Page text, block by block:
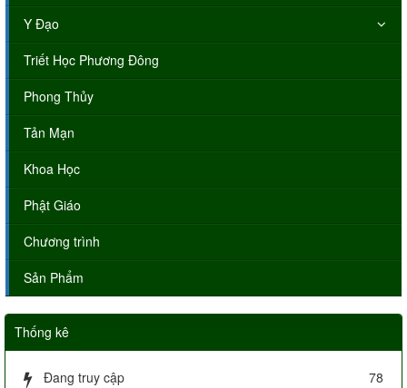
Y Đạo
Triết Học Phương Đông
Phong Thủy
Tản Mạn
Khoa Học
Phật Giáo
Chương trình
Sản Phẩm
Thống kê
Đang truy cập
78